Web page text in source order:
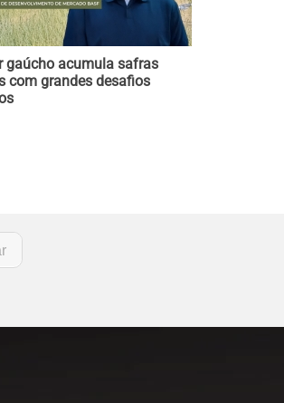
gaúcho acumula safras
com grandes desafios